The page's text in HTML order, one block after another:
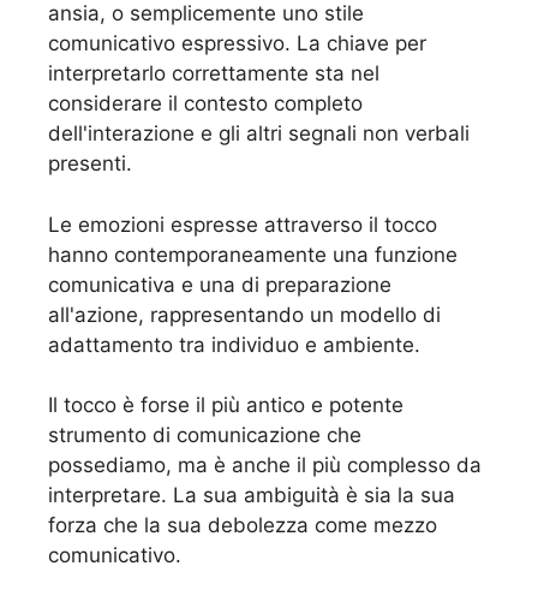
ansia, o semplicemente uno stile
comunicativo espressivo. La chiave per
interpretarlo correttamente sta nel
considerare il contesto completo
dell'interazione e gli altri segnali non verbali
presenti.
Le emozioni espresse attraverso il tocco
hanno contemporaneamente una funzione
comunicativa e una di preparazione
all'azione, rappresentando un modello di
adattamento tra individuo e ambiente.
Il tocco è forse il più antico e potente
strumento di comunicazione che
possediamo, ma è anche il più complesso da
interpretare. La sua ambiguità è sia la sua
forza che la sua debolezza come mezzo
comunicativo.